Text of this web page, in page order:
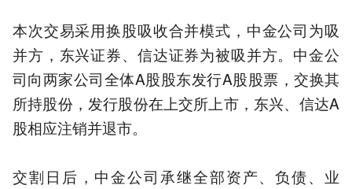
本次交易采用换股吸收合并模式，中金公司为吸
并方，东兴证券、信达证券为被吸并方。中金公
司向两家公司全体A股股东发行A股股票，交换其
所持股份，发行股份在上交所上市，东兴、信达A
股相应注销并退市。
交割日后，中金公司承继全部资产、负债、业